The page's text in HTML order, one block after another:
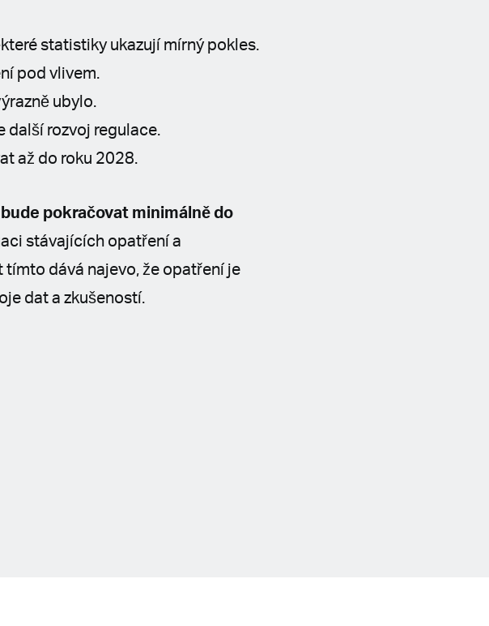
statistiky ukazují mírný pokles.
pod vlivem.
ubylo.
další rozvoj regulace.
až do roku 2028.
pokračovat minimálně do
stávajících opatření a
dává najevo, že opatření je
dat a zkušeností.